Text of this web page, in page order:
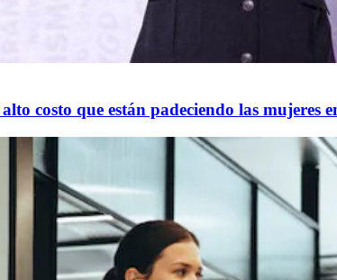
costo que están padeciendo las mujeres